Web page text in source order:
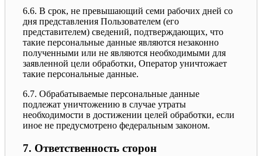
6.6. В срок, не превышающий семи рабочих дней со
дня представления Пользователем (его
представителем) сведений, подтверждающих, что
такие персональные данные являются незаконно
полученными или не являются необходимыми для
заявленной цели обработки, Оператор уничтожает
такие персональные данные.
6.7. Обрабатываемые персональные данные
подлежат уничтожению в случае утраты
необходимости в достижении целей обработки, если
иное не предусмотрено федеральным законом.
7. Ответственность сторон